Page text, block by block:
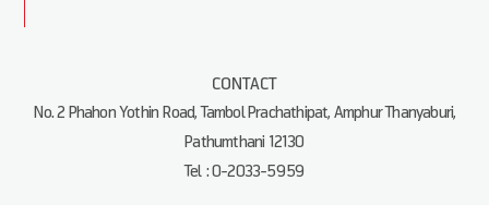
CONTACT
No. 2 Phahon Yothin Road, Tambol Prachathipat, Amphur Thanyaburi,
Pathumthani 12130
Tel : 0-2033-5959